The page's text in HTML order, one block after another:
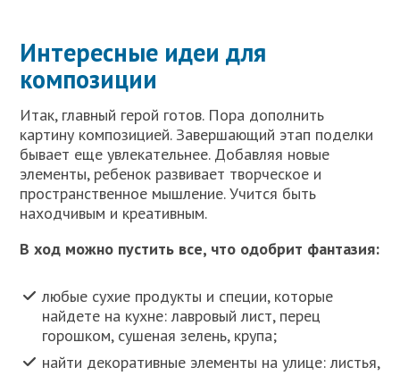
Интересные идеи для
композиции
Итак, главный герой готов. Пора дополнить
картину композицией. Завершающий этап поделки
бывает еще увлекательнее. Добавляя новые
элементы, ребенок развивает творческое и
пространственное мышление. Учится быть
находчивым и креативным.
В ход можно пустить все, что одобрит фантазия:
любые сухие продукты и специи, которые
найдете на кухне: лавровый лист, перец
горошком, сушеная зелень, крупа;
найти декоративные элементы на улице: листья,